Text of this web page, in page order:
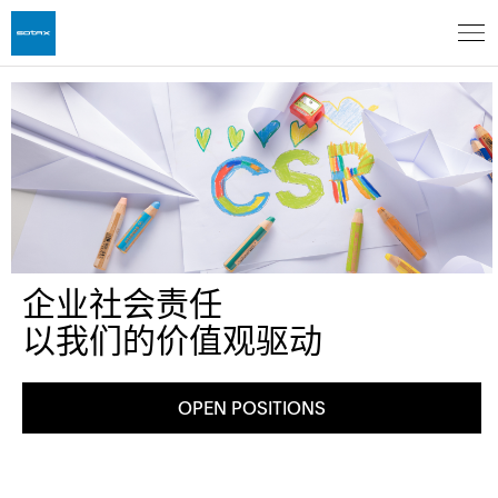
企业社会责任
以我们的价值观驱动
OPEN POSITIONS